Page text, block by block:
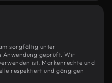
sorgfältig unter
Anwendung geprüft. Wir
ist, Markenrechte und
respektiert und gängigen